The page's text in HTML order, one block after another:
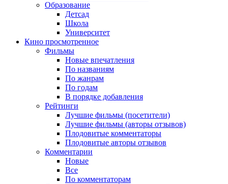
Образование
Детсад
Школа
Университет
Кино просмотренное
Фильмы
Новые впечатления
По названиям
По жанрам
По годам
В порядке добавления
Рейтинги
Лучшие фильмы (посетители)
Лучшие фильмы (авторы отзывов)
Плодовитые комментаторы
Плодовитые авторы отзывов
Комментарии
Новые
Все
По комментаторам